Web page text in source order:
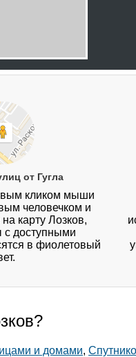
от Гугла
кликом мыши
человечком и
карту Лозков,
с доступными
в фиолетовый
и домами,